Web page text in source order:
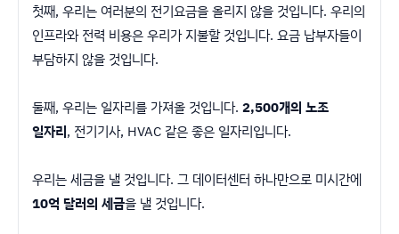
첫째, 우리는 여러분의 전기요금을 올리지 않을 것입니다. 우리의
인프라와 전력 비용은 우리가 지불할 것입니다. 요금 납부자들이
부담하지 않을 것입니다.
둘째, 우리는 일자리를 가져올 것입니다. 2,500개의 노조
일자리, 전기기사, HVAC 같은 좋은 일자리입니다.
우리는 세금을 낼 것입니다. 그 데이터센터 하나만으로 미시간에
10억 달러의 세금을 낼 것입니다.